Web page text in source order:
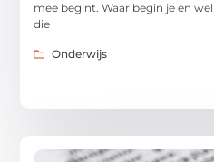
mee begint. Waar begin je en
die
Onderwijs